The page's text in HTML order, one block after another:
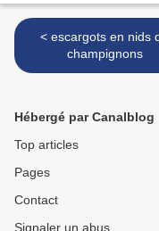
< escargots en nids de
champignons
Hébergé par Canalblog
Top articles
Pages
Contact
Signaler un abus